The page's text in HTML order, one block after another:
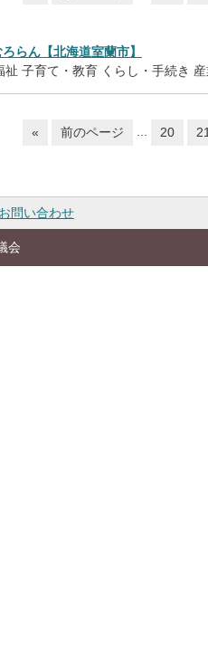
らん【北海道室蘭市】
祉 子育て・教育 くらし・手続き
« 前のページ ... 20
お問い合わせ
会